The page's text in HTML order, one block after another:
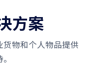
方案
物和个人物品提供